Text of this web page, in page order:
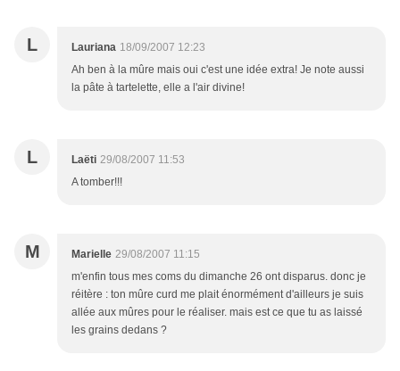
L Lauriana 18/09/2007 12:23
Ah ben à la mûre mais oui c'est une idée extra! Je note aussi
la pâte à tartelette, elle a l'air divine!
L Laëti 29/08/2007 11:53
A tomber!!!
M Marielle 29/08/2007 11:15
m'enfin tous mes coms du dimanche 26 ont disparus. donc je
réitère : ton mûre curd me plait énormément d'ailleurs je suis
allée aux mûres pour le réaliser. mais est ce que tu as laissé
les grains dedans ?